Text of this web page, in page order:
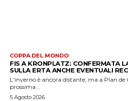
COPPA DEL MONDO
FIS A KRONPLATZ: CONFERMATA
SULLA ERTA ANCHE EVENTUALI
L'inverno è ancora distante, ma a Plan de
prossima...
5 Agosto 2026